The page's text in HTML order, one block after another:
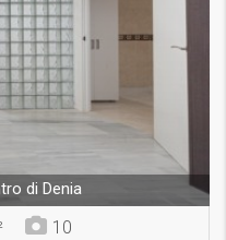
di Denia
10